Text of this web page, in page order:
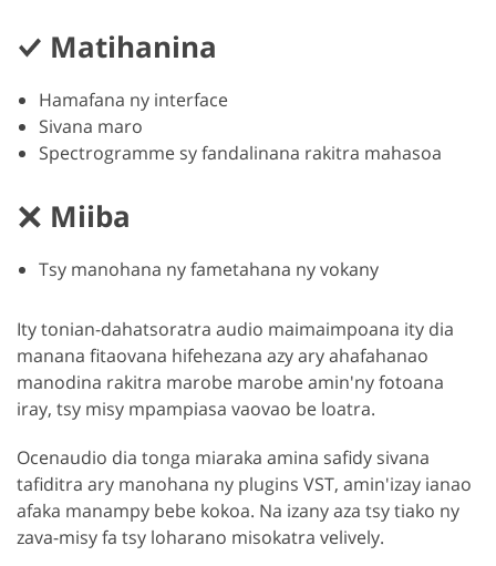
Matihanina
Hamafana ny interface
Sivana maro
Spectrogramme sy fandalinana rakitra mahasoa
Miiba
Tsy manohana ny fametahana ny vokany
Ity tonian-dahatsoratra audio maimaimpoana ity dia
manana fitaovana hifehezana azy ary ahafahanao
manodina rakitra marobe marobe amin'ny fotoana
iray, tsy misy mpampiasa vaovao be loatra.
Ocenaudio dia tonga miaraka amina safidy sivana
tafiditra ary manohana ny plugins VST, amin'izay ianao
afaka manampy bebe kokoa. Na izany aza tsy tiako ny
zava-misy fa tsy loharano misokatra velively.